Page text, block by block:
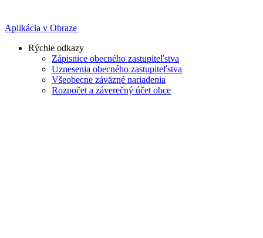
Aplikácia v Obraze
Rýchle odkazy
Zápisnice obecného zastupiteľstva
Uznesenia obecného zastupiteľstva
Všeobecne záväzné nariadenia
Rozpočet a záverečný účet obce